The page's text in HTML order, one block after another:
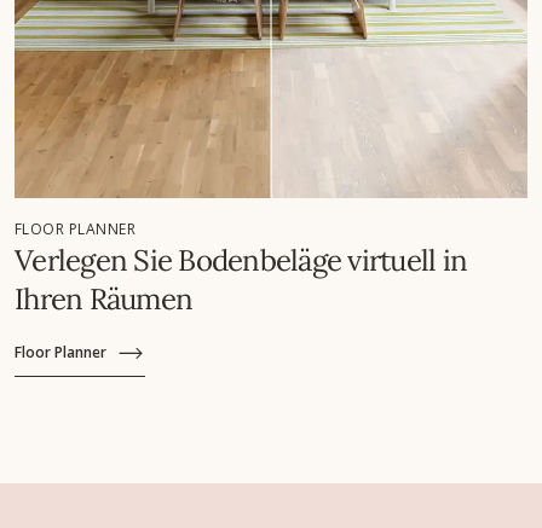
FLOOR PLANNER
Verlegen Sie Bodenbeläge virtuell in
Ihren Räumen
Floor Planner